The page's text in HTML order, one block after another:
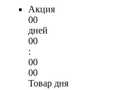
Акция
00
дней
00
:
00
00
Товар дня